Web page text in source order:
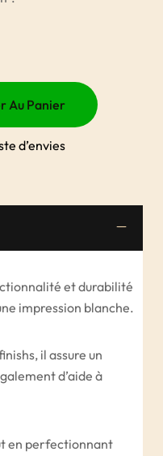
Au Panier
d’envies
et durabilité
impression blanche.
il assure un
d’aide à
en perfectionnant